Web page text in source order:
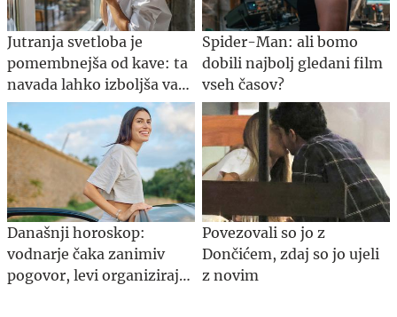
Jutranja svetloba je
pomembnejša od kave: ta
navada lahko izboljša vaš
spanec
Spider-Man: ali bomo
dobili najbolj gledani film
vseh časov?
Današnji horoskop:
vodnarje čaka zanimiv
pogovor, levi organizirajte
Povezovali so jo z
Dončićem, zdaj so jo ujeli
z novim